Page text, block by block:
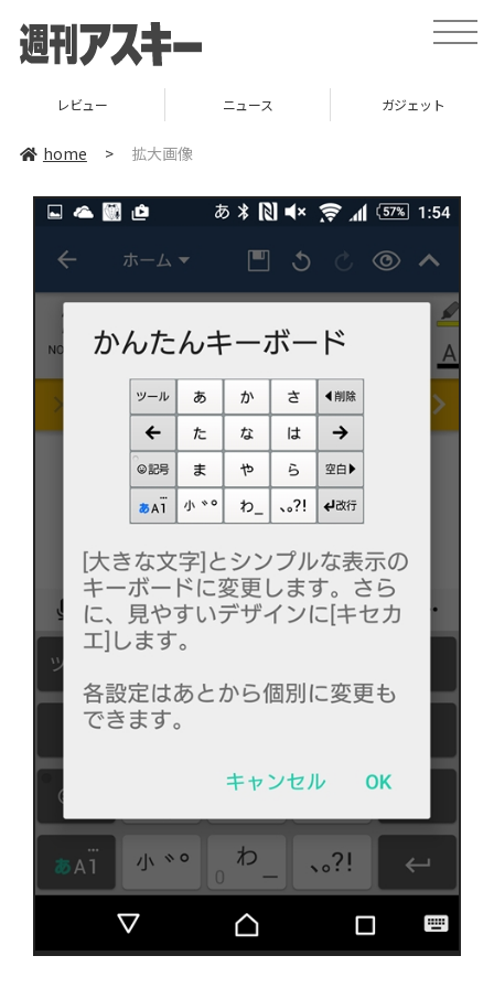
toggle
レビュー ニュース ガジェット
home > 拡大画像